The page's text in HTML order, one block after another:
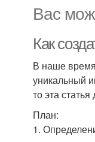
Вас
Как
В наше
уникальный
то эта
План:
1.